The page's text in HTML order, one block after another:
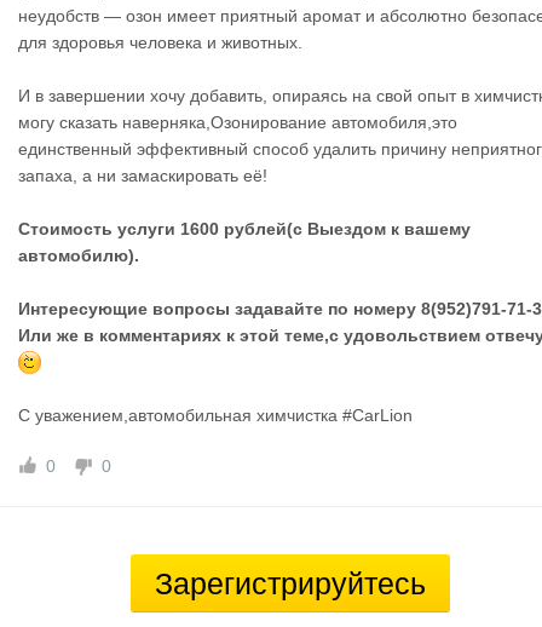
неудобств — озон имеет приятный аромат и абсолютно
для здоровья человека и животных.
И в завершении хочу добавить, опираясь на свой опыт в
могу сказать наверняка,Озонирование автомобиля,это
единственный эффективный способ удалить причину
запаха, а ни замаскировать её!
Стоимость услуги 1600 рублей(с Выездом к вашему
автомобилю).
Интересующие вопросы задавайте по номеру 8(952)791-71-
Или же в комментариях к этой теме,с удовольствием
С уважением,автомобильная химчистка #CarLion
0 0
Зарегистрируйтесь